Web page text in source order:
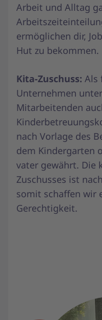
Arbeit und Alltag
ermöglichen dir,
Hut zu bekommen.
Kita-Zuschuss: Als
Unternehmen
Mitarbeitenden
nach Vorlage des
dem Kindergarten
vater gewährt. Die
Zuschusses ist
somit schaffen wir
Gerechtigkeit.